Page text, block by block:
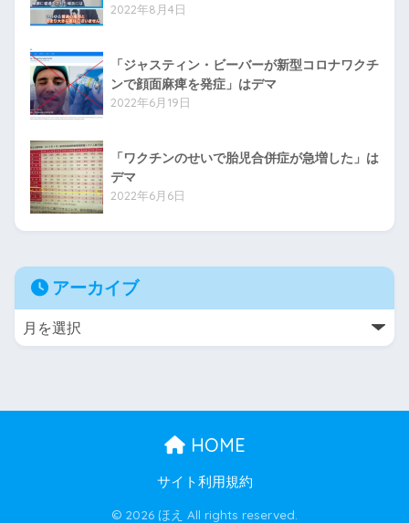
2022年8月4日
「ジャスティン・ビーバーが新型コロナワクチ
ンで顔面麻痺を発症」はデマ
2022年6月19日
「ワクチンのせいで胎児合併症が急増した」は
デマ
2022年6月6日
アーカイブ
HOME
サイト利用規約
© 2026 ほえ All rights reserved.